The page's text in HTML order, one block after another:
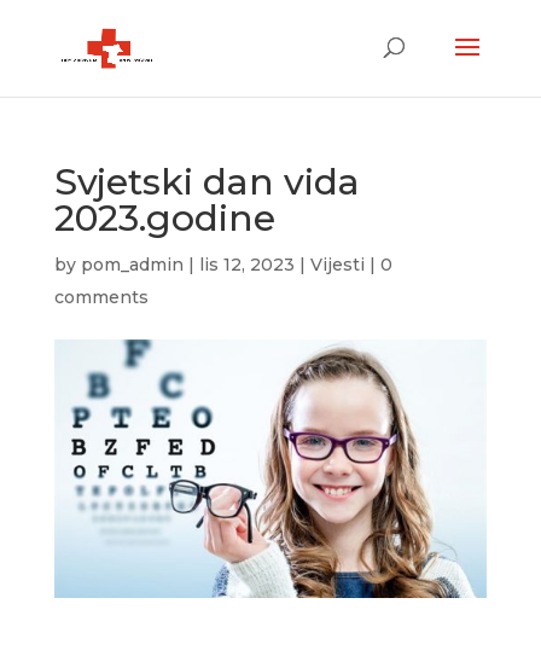
Svjetski dan vida
2023.godine
by pom_admin | lis 12, 2023 | Vijesti | 0
comments